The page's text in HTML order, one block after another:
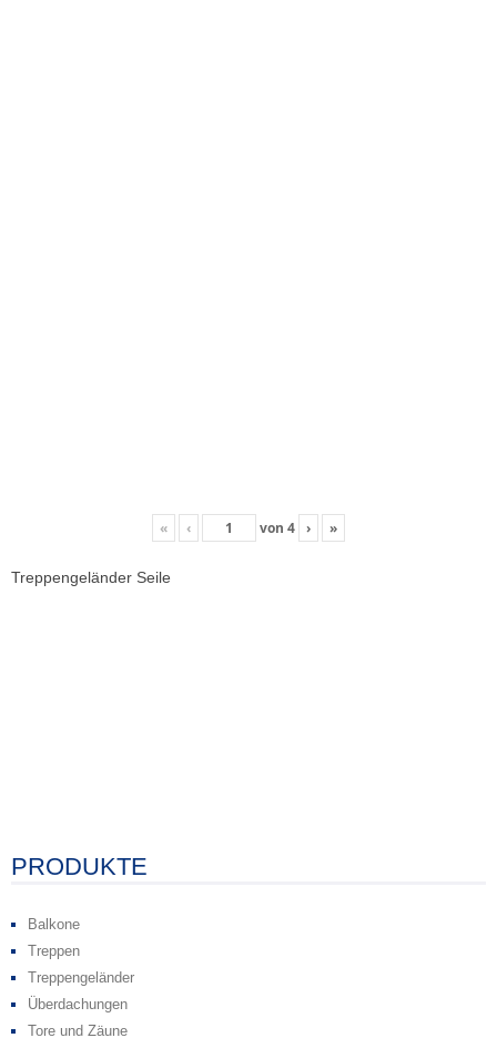
« ‹ von 4 › »
Treppengeländer Seile
PRODUKTE
Balkone
Treppen
Treppengeländer
Überdachungen
Tore und Zäune